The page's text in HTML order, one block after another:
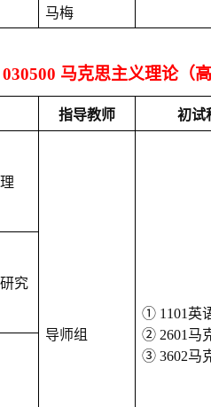
马梅
030500 马克思主义理论（
指导教师 初试
导师组
① 1101英
② 2601马
③ 3602马
究